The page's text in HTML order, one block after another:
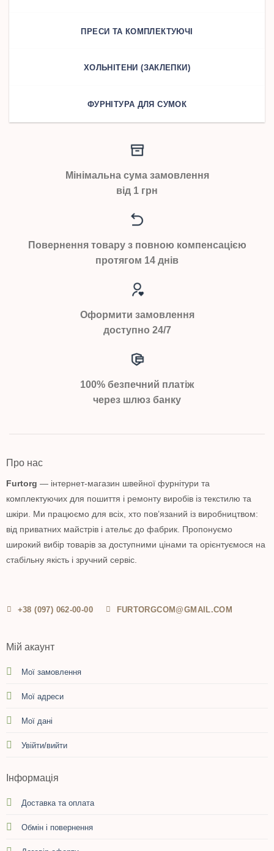
ПРЕСИ ТА КОМПЛЕКТУЮЧІ
ХОЛЬНІТЕНИ (ЗАКЛЕПКИ)
ФУРНІТУРА ДЛЯ СУМОК
Мінімальна сума замовлення
від 1 грн
Повернення товару з повною компенсацією
протягом 14 днів
Оформити замовлення
доступно 24/7
100% безпечний платіж
через шлюз банку
Про нас
Furtorg — інтернет-магазин швейної фурнітури та
комплектуючих для пошиття і ремонту виробів із текстилю та
шкіри. Ми працюємо для всіх, хто пов’язаний із виробництвом:
від приватних майстрів і ательє до фабрик. Пропонуємо
широкий вибір товарів за доступними цінами та орієнтуємося на
стабільну якість і зручний сервіс.
+38 (097) 062-00-00 FURTORGCOM@GMAIL.COM
Мій акаунт
Мої замовлення
Мої адреси
Мої дані
Увійти/вийти
Інформація
Доставка та оплата
Обмін і повернення